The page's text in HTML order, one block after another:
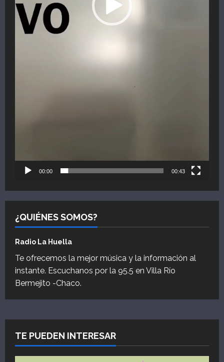
00:00 00:43
¿QUIÉNES SOMOS?
Radio La Huella
Te ofrecemos la mejor música y la información al
instante. Escuchanos por la 95.5 en Villa Río
Bermejito -Chaco.
TE PUEDEN INTERESAR